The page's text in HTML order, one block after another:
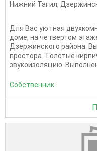
Нижний Тагил,
Для Вас уютная
доме, на четвертом
Дзержинского района.
простора. Толстые
звукоизоляцию.
Собственник